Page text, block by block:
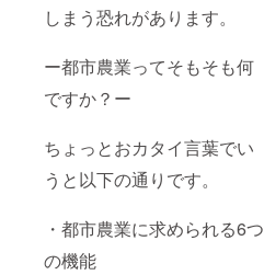
しまう恐れがあります。
ー都市農業ってそもそも何
ですか？ー
ちょっとおカタイ言葉でい
うと以下の通りです。
・都市農業に求められる6つ
の機能